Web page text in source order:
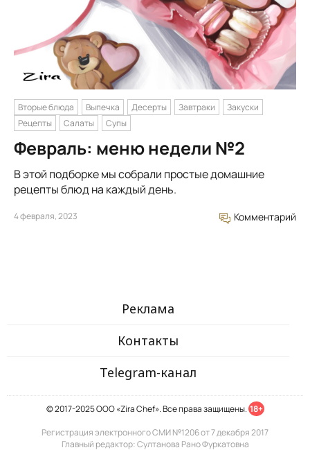
Вторые блюда Выпечка Десерты Завтраки
Закуски
Рецепты
Салаты Супы
Февраль: меню недели №2
В этой подборке мы собрали простые домашние
рецепты блюд на каждый день.
4 февраля, 2023 Комментарий
Реклама
Контакты
Telegram-канал
© 2017-2025 ООО «Zira Chef». Все права защищены. 18+
Регистрация электронного СМИ №1206 от 7 декабря 2017
Главный редактор: Султанова Рано Фуркатовна